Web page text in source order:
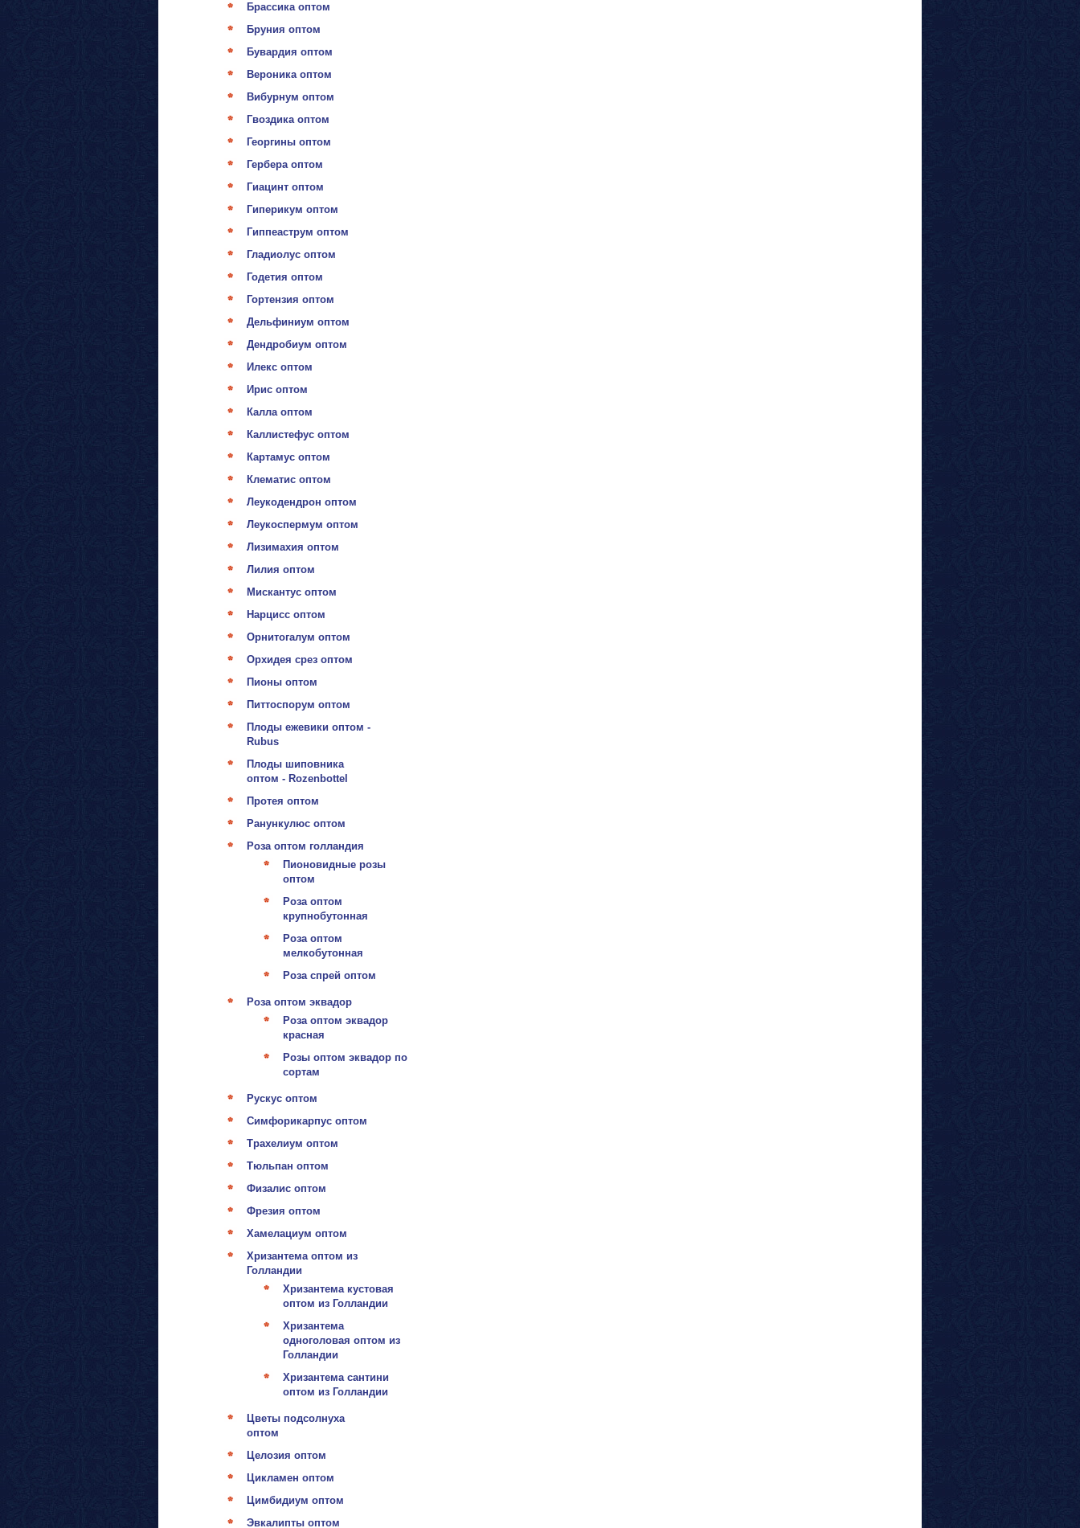
Брассика оптом
Бруния оптом
Бувардия оптом
Вероника оптом
Вибурнум оптом
Гвоздика оптом
Георгины оптом
Гербера оптом
Гиацинт оптом
Гиперикум оптом
Гиппеаструм оптом
Гладиолус оптом
Годетия оптом
Гортензия оптом
Дельфиниум оптом
Дендробиум оптом
Илекс оптом
Ирис оптом
Калла оптом
Каллистефус оптом
Картамус оптом
Клематис оптом
Леукодендрон оптом
Леукоспермум оптом
Лизимахия оптом
Лилия оптом
Мискантус оптом
Нарцисс оптом
Орнитогалум оптом
Орхидея срез оптом
Пионы оптом
Питтоспорум оптом
Плоды ежевики оптом -
Rubus
Плоды шиповника
оптом - Rozenbottel
Протея оптом
Ранункулюс оптом
Роза оптом голландия
Пионовидные розы
оптом
Роза оптом
крупнобутонная
Роза оптом
мелкобутонная
Роза спрей оптом
Роза оптом эквадор
Роза оптом эквадор
красная
Розы оптом эквадор по
сортам
Рускус оптом
Симфорикарпус оптом
Трахелиум оптом
Тюльпан оптом
Физалис оптом
Фрезия оптом
Хамелациум оптом
Хризантема оптом из
Голландии
Хризантема кустовая
оптом из Голландии
Хризантема
одноголовая оптом из
Голландии
Хризантема сантини
оптом из Голландии
Цветы подсолнуха
оптом
Целозия оптом
Цикламен оптом
Цимбидиум оптом
Эвкалипты оптом